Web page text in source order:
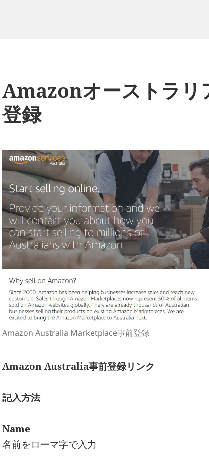
Amazonオーストラリ
登録
Amazon Australia Marketplace事前登録
Amazon Australia事前登録リンク
記入方法
Name
名前をローマ字で入力